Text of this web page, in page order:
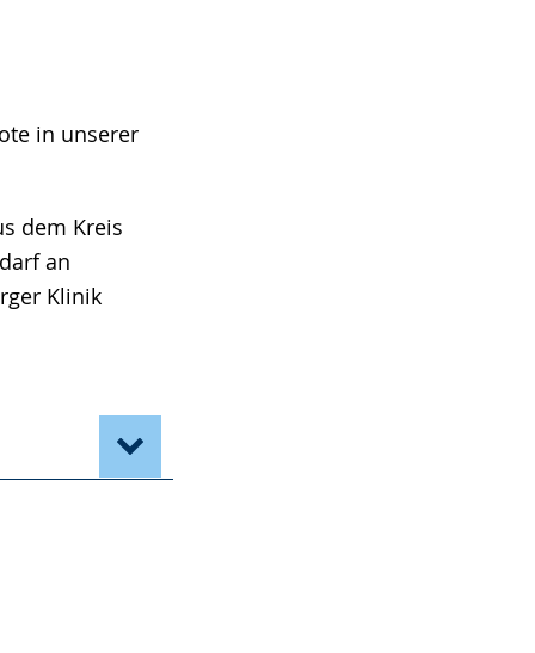
in unserer
dem Kreis
an
Klinik